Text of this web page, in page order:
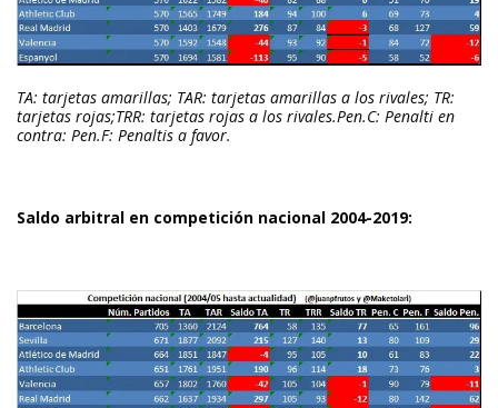
TA: tarjetas amarillas; TAR: tarjetas amarillas a los rivales; TR:
tarjetas rojas;TRR: tarjetas rojas a los rivales.Pen.C: Penalti en
contra: Pen.F: Penaltis a favor.
Saldo arbitral en competición nacional 2004-2019: